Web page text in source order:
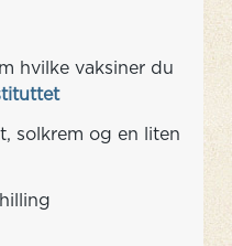
hvilke vaksiner du
solkrem og en liten